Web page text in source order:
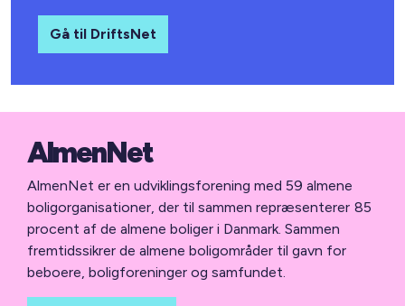
Gå til DriftsNet
AlmenNet
AlmenNet er en udviklingsforening med 59 almene
boligorganisationer, der til sammen repræsenterer 85
procent af de almene boliger i Danmark. Sammen
fremtidssikrer de almene boligområder til gavn for
beboere, boligforeninger og samfundet.